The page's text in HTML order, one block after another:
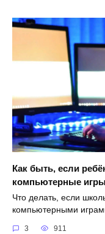
Как быть, если
компьютерные
Что делать, если
компьютерными
3 911